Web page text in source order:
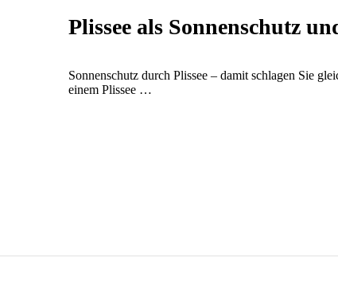
Plissee als Sonnenschutz
Sonnenschutz durch Plissee – damit schlagen Sie
einem Plissee …